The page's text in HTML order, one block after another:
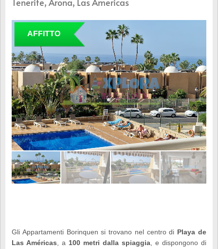
AFFITTO
Gli Appartamenti Borinquen si trovano nel centro di Playa de
Las Américas
a 100 metri dalla spiaggia , e dispongono di